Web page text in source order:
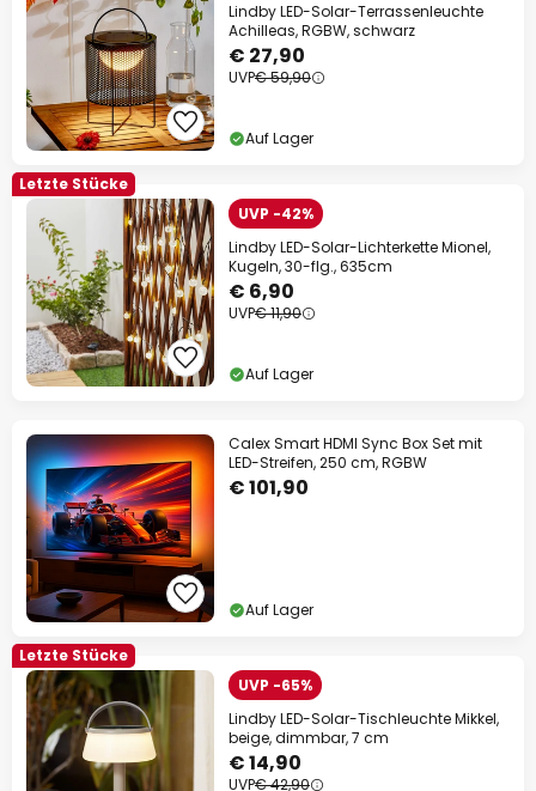
Lindby LED-Solar-Terrassenleuchte
Achilleas, RGBW, schwarz
€ 27,90
UVP€ 59,90
Auf Lager
Letzte Stücke
UVP -42%
Lindby LED-Solar-Lichterkette Mionel,
Kugeln, 30-flg., 635cm
€ 6,90
UVP€ 11,90
Auf Lager
Calex Smart HDMI Sync Box Set mit
LED-Streifen, 250 cm, RGBW
€ 101,90
Auf Lager
Letzte Stücke
UVP -65%
Lindby LED-Solar-Tischleuchte Mikkel,
beige, dimmbar, 7 cm
€ 14,90
UVP€ 42,90